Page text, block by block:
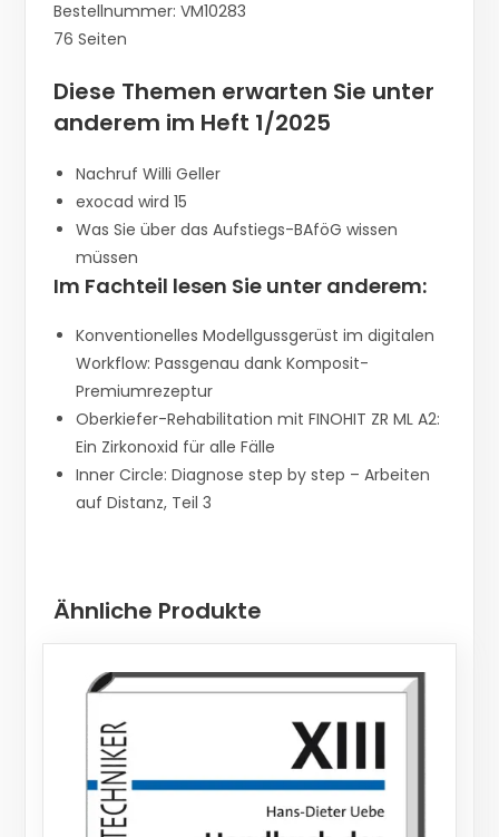
Bestellnummer: VM10283
76 Seiten
Diese Themen erwarten Sie unter
anderem im Heft 1/2025
Nachruf Willi Geller
exocad wird 15
Was Sie über das Aufstiegs-BAföG wissen
müssen
Im Fachteil lesen Sie unter anderem:
Konventionelles Modellgussgerüst im digitalen
Workflow: Passgenau dank Komposit-
Premiumrezeptur
Oberkiefer-Rehabilitation mit FINOHIT ZR ML A2:
Ein Zirkonoxid für alle Fälle
Inner Circle: Diagnose step by step – Arbeiten
auf Distanz, Teil 3
Ähnliche Produkte